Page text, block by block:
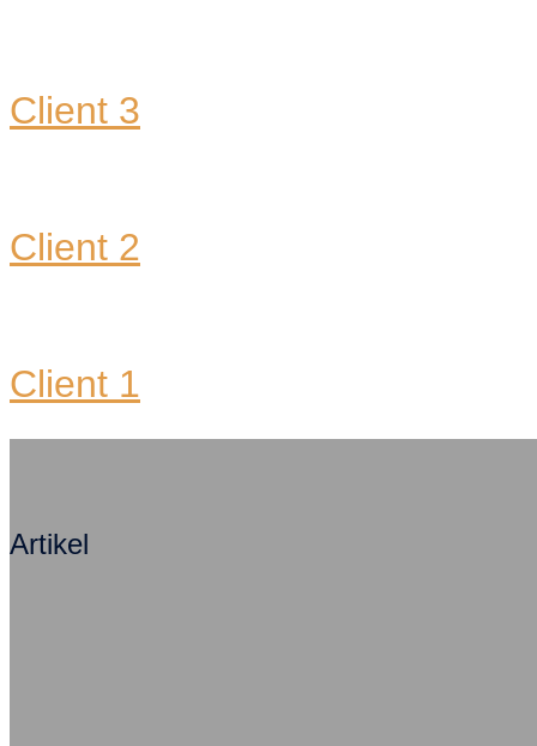
Client 3
Client 2
Client 1
Artikel